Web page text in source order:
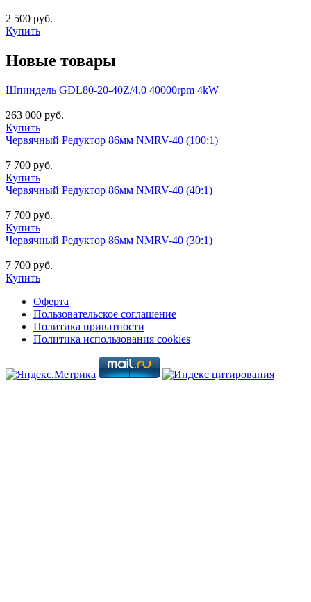
2 500 руб.
Купить
Новые товары
Шпиндель GDL80-20-40Z/4.0 40000rpm 4kW
263 000 руб.
Купить
Червячный Редуктор 86мм NMRV-40 (100:1)
7 700 руб.
Купить
Червячный Редуктор 86мм NMRV-40 (40:1)
7 700 руб.
Купить
Червячный Редуктор 86мм NMRV-40 (30:1)
7 700 руб.
Купить
Оферта
Пользовательское соглашение
Политика приватности
Политика использования cookies